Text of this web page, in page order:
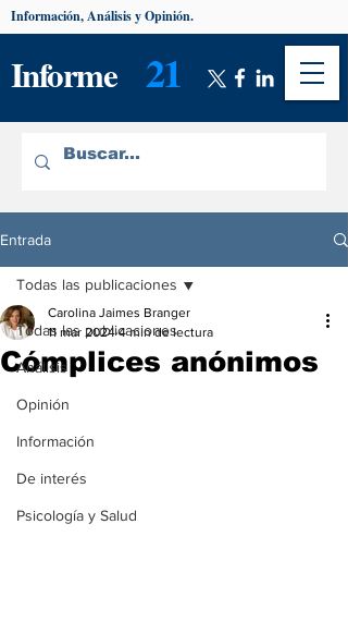
Informe 21
Información, Análisis y Opinión.
Entrada
Todas las publicaciones
Análisis
Opinión
Información
De interés
Psicología y Salud
Todas las publicaciones
Cómplices anónimos
Carolina Jaimes Branger
11 mar 2024 4 min de lectura